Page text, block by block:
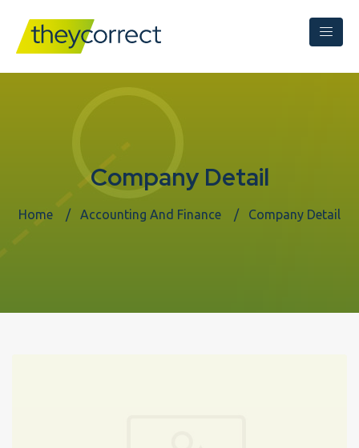
Company Detail
Home Accounting And Finance Company Detail